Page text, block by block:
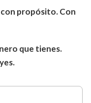
propósito. Con
que tienes.